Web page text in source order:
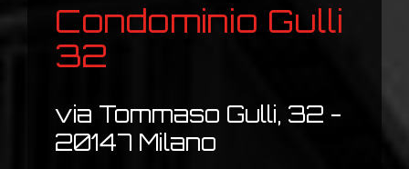
Condominio Gulli
32
via Tommaso Gulli, 32 -
20147 Milano